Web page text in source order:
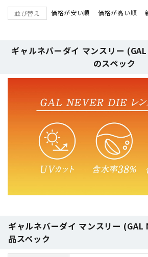
並び替え 価格が安い順 価格が高い順
ギャルネバーダイ マンスリー
のスペック
ギャルネバーダイ マンスリー (GAL
品スペック